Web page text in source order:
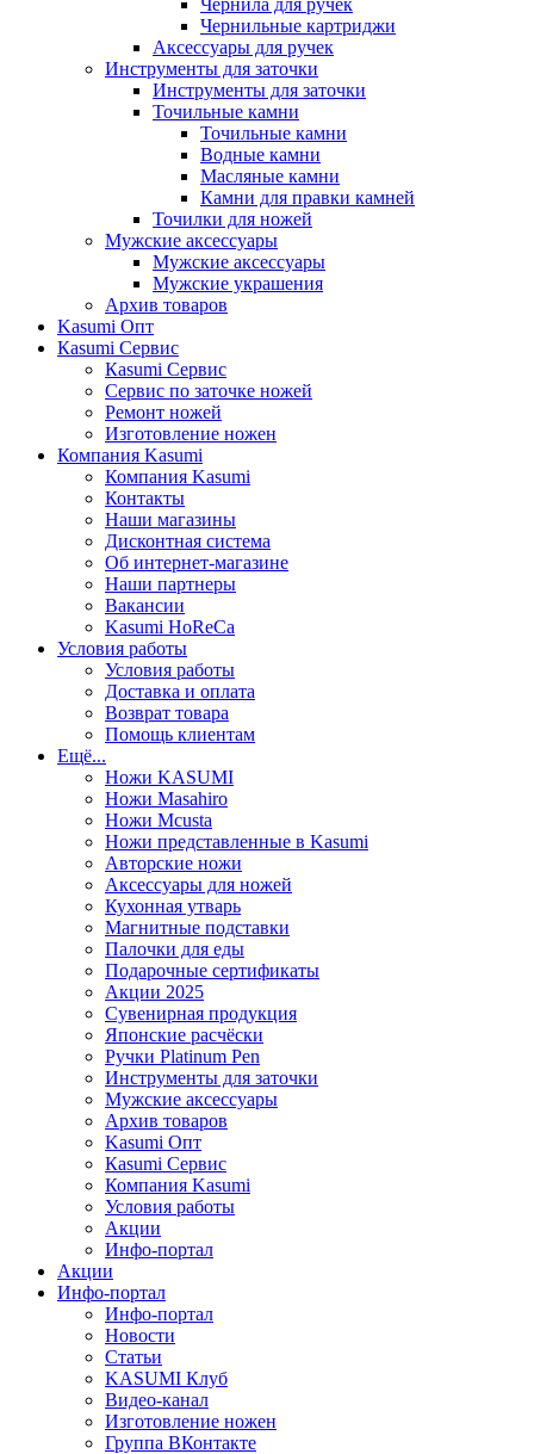
Чернильные картриджи
Аксессуары для ручек
Инструменты для заточки
Инструменты для заточки
Точильные камни
Точильные камни
Водные камни
Масляные камни
Камни для правки камней
Точилки для ножей
Мужские аксессуары
Мужские аксессуары
Мужские украшения
Архив товаров
Kasumi Опт
Кasumi Сервис
Кasumi Сервис
Сервис по заточке ножей
Ремонт ножей
Изготовление ножен
Компания Kasumi
Компания Kasumi
Контакты
Наши магазины
Дисконтная система
Об интернет-магазине
Наши партнеры
Вакансии
Kasumi HoReCa
Условия работы
Условия работы
Доставка и оплата
Возврат товара
Помощь клиентам
Ещё...
Ножи KASUMI
Ножи Masahiro
Ножи Mcusta
Ножи представленные в Kasumi
Авторские ножи
Аксессуары для ножей
Кухонная утварь
Магнитные подставки
Палочки для еды
Подарочные сертификаты
Акции 2025
Сувенирная продукция
Японские расчёски
Ручки Platinum Pen
Инструменты для заточки
Мужские аксессуары
Архив товаров
Kasumi Опт
Кasumi Сервис
Компания Kasumi
Условия работы
Акции
Инфо-портал
Акции
Инфо-портал
Инфо-портал
Новости
Статьи
KASUMI Клуб
Видео-канал
Изготовление ножен
Группа ВКонтакте